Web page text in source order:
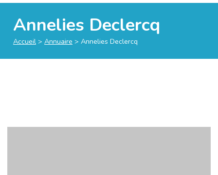
Annelies Declercq
Accueil > Annuaire > Annelies Declercq